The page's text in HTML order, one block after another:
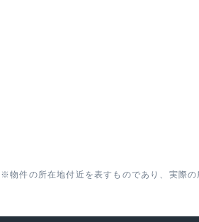
※物件の所在地付近を表すものであり、実際の